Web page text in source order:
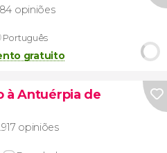
opiniões
Português
gratuito
à Antuérpia de
opiniões